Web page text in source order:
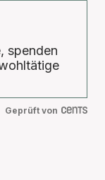
spenden
Geprüft von